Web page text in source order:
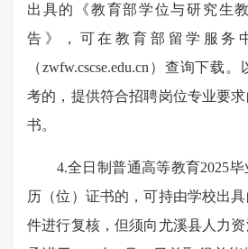
出具的《教育部学位与研究生
告》，可在教育部留学服务
（zwfw.cscse.edu.cn）查询下载
考的，提供符合招聘岗位专业要
书。
4.全日制普通高等教育2025毕
历（位）证书的，可持由学校出
件进行复核，但须向尤溪县人力